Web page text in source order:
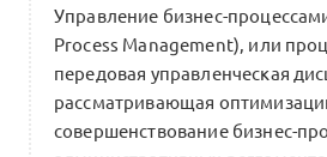
Управление бизнес-
Process Management), или
передовая управленческая
рассматривающая
совершенствование бизнес-